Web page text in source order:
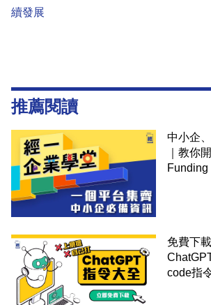
續發展
推薦閱讀
中小企
｜教你
Funding
免費下
code指